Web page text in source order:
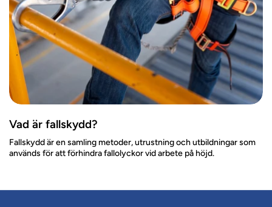
Vad är fallskydd?
Fallskydd är en samling metoder, utrustning och utbildningar som
används för att förhindra fallolyckor vid arbete på höjd.